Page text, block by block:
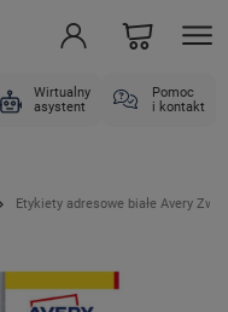
Wirtualny
asystent
Pomoc
i kontakt
Etykiety adresowe białe Avery